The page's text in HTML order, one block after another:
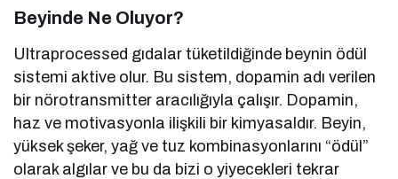
Beyinde Ne Oluyor?
Ultraprocessed gıdalar tüketildiğinde beynin ödül
sistemi aktive olur. Bu sistem, dopamin adı verilen
bir nörotransmitter aracılığıyla çalışır. Dopamin,
haz ve motivasyonla ilişkili bir kimyasaldır. Beyin,
yüksek şeker, yağ ve tuz kombinasyonlarını “ödül”
olarak algılar ve bu da bizi o yiyecekleri tekrar